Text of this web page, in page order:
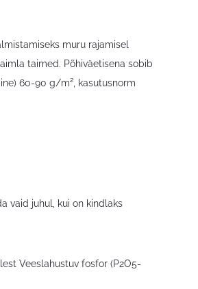
muru rajamisel
taimed. Põhiväetisena sobib
60-90 g/m², kasutusnorm
vaid juhul, kui on kindlaks
Veeslahustuv fosfor (P2O5-